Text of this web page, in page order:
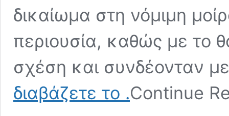
δικαίωμα στη νόμιμη
περιουσία, καθώς με το
σχέση και συνδέονταν
διαβάζετε το
Νόμιμη
Μοίρα
.Continue